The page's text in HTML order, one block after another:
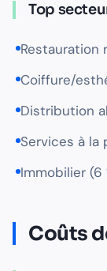
Top
Restauration
Coiffure/
Distribution
Services à la
Immobilier (6
Coûts